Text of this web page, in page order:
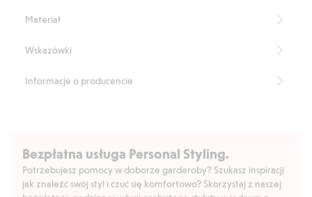
Materiał
Wskazówki
Informacje o producencie
Bezpłatna usługa Personal Styling.
Potrzebujesz pomocy w doborze garderoby? Szukasz inspiracji
jak znaleźć swój styl i czuć się komfortowo? Skorzystaj z naszej